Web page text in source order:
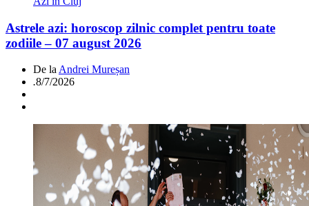
Astrele azi: horoscop zilnic complet pentru toate
zodiile – 07 august 2026
De la Andrei Mureșan
.8/7/2026